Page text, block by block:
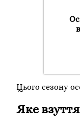
Цього сезону
Яке взуття